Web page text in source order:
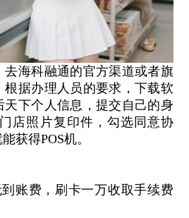
去海科融通的官方渠道或者旗
根据办理人员的要求，下载软
下个人信息，提交自己的身
店照片复印件，勾选同意协
获得POS机。
到账费，刷卡一万收取手续费